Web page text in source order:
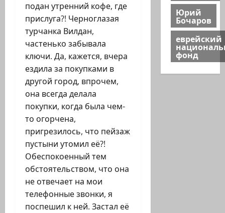
подан утренний кофе, где
прислуга?! Черноглазая
турчанка Вилдан,
частенько забывала
ключи. Да, кажется, вчера
ездила за покупками в
другой город, впрочем,
она всегда делала
покупки, когда была чем-
то огорчена,
пригрезилось, что пейзаж
пустыни утомил её?!
Обеспокоенный тем
обстоятельством, что она
не отвечает на мои
телефонные звонки, я
поспешил к ней. Застал её
Юрий
Бочаров
еврейский
фонд